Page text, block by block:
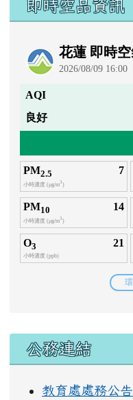
即時空品資訊
右邊區域內容
公務連結
教育處處務公告